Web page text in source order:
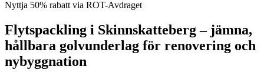
Nyttja 50% rabatt via ROT-Avdraget
Flytspackling i Skinnskatteberg – jämna,
hållbara golvunderlag för renovering och
nybyggnation